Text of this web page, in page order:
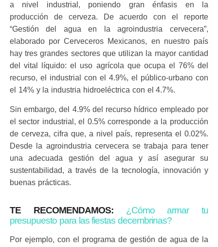
a nivel industrial, poniendo gran énfasis en la
producción de cerveza. De acuerdo con el reporte
“Gestión del agua en la agroindustria cervecera”,
elaborado por Cerveceros Mexicanos, en nuestro país
hay tres grandes sectores que utilizan la mayor cantidad
del vital líquido: el uso agrícola que ocupa el 76% del
recurso, el industrial con el 4.9%, el público-urbano con
el 14% y la industria hidroeléctrica con el 4.7%.
Sin embargo, del 4.9% del recurso hídrico empleado por
el sector industrial, el 0.5% corresponde a la producción
de cerveza, cifra que, a nivel país, representa el 0.02%.
Desde la agroindustria cervecera se trabaja para tener
una adecuada gestión del agua y así asegurar su
sustentabilidad, a través de la tecnología, innovación y
buenas prácticas.
TE RECOMENDAMOS: ¿Cómo armar tu
presupuesto para las fiestas decembrinas?
Por ejemplo, con el programa de gestión de agua de la